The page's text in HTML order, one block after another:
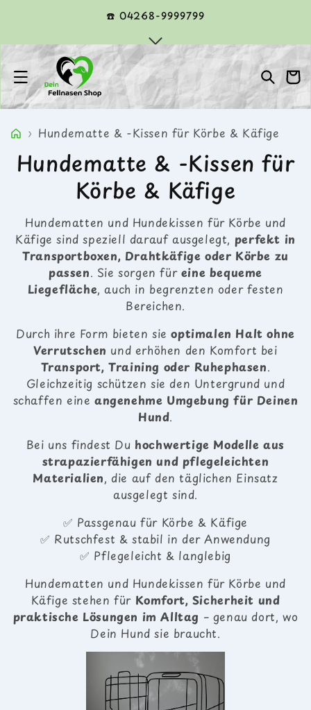
☎️ 04268-9999799
› Hundematte & -Kissen für Körbe & Käfige
K
e
g
r
e
:
Hundematte & -Kissen für
Körbe & Käfige
Hundematten und Hundekissen für Körbe und
Käfige sind speziell darauf ausgelegt, perfekt in
Transportboxen, Drahtkäfige oder Körbe zu
passen. Sie sorgen für eine bequeme
Liegefläche, auch in begrenzten oder festen
Bereichen.
Durch ihre Form bieten sieoptimalen Halt ohne
Verrutschen und erhöhen den Komfort bei
Transport, Training oder Ruhephasen.
Gleichzeitig schützen sie den Untergrund und
schaffen eine angenehme Umgebung für Deinen
Hund.
Bei uns findest Du hochwertige Modelle aus
strapazierfähigen und pflegeleichten
Materialien, die auf den täglichen Einsatz
ausgelegt sind.
✅ Passgenau für Körbe & Käfige
✅ Rutschfest & stabil in der Anwendung
✅ Pflegeleicht & langlebig
Hundematten und Hundekissen für Körbe und
Käfige stehen für Komfort, Sicherheit und
praktische Lösungen im Alltag – genau dort, wo
Dein Hund sie braucht.